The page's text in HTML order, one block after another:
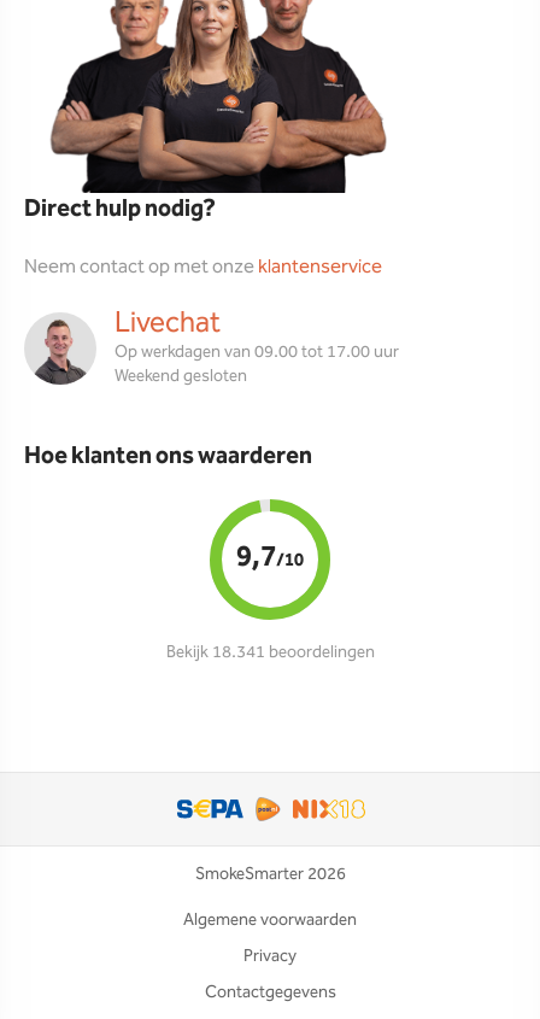
Direct hulp nodig?
Neem contact op met onzeklantenservice
Livechat
Op werkdagen van 09.00 tot 17.00 uur
Weekend gesloten
Hoe klanten ons waarderen
9,7/10
Bekijk 18.341 beoordelingen
SmokeSmarter 2026
Algemene voorwaarden
Privacy
Contactgegevens